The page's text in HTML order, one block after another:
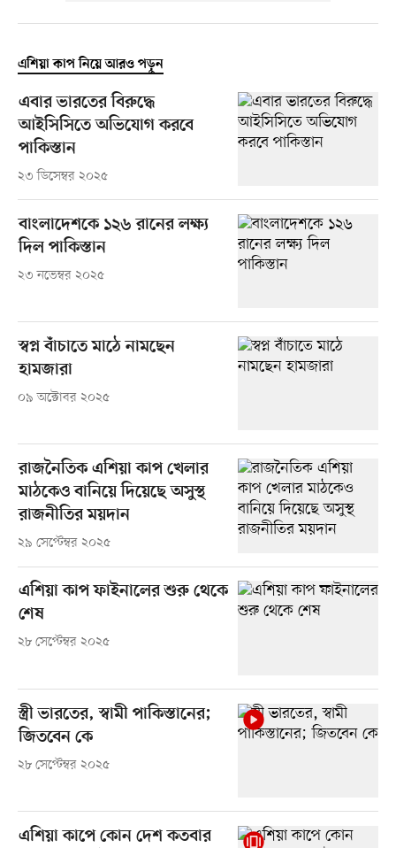
এশিয়া কাপ নিয়ে আরও পড়ুন
এবার ভারতের বিরুদ্ধে
আইসিসিতে অভিযোগ করবে
পাকিস্তান
২৩ ডিসেম্বর ২০২৫
বাংলাদেশকে ১২৬ রানের লক্ষ্য
দিল পাকিস্তান
২৩ নভেম্বর ২০২৫
স্বপ্ন বাঁচাতে মাঠে নামছেন
হামজারা
০৯ অক্টোবর ২০২৫
রাজনৈতিক এশিয়া কাপ খেলার
মাঠকেও বানিয়ে দিয়েছে অসুস্থ
রাজনীতির ময়দান
২৯ সেপ্টেম্বর ২০২৫
এশিয়া কাপ ফাইনালের শুরু থেকে
শেষ
২৮ সেপ্টেম্বর ২০২৫
স্ত্রী ভারতের, স্বামী পাকিস্তানের;
জিতবেন কে
২৮ সেপ্টেম্বর ২০২৫
এশিয়া কাপে কোন দেশ কতবার